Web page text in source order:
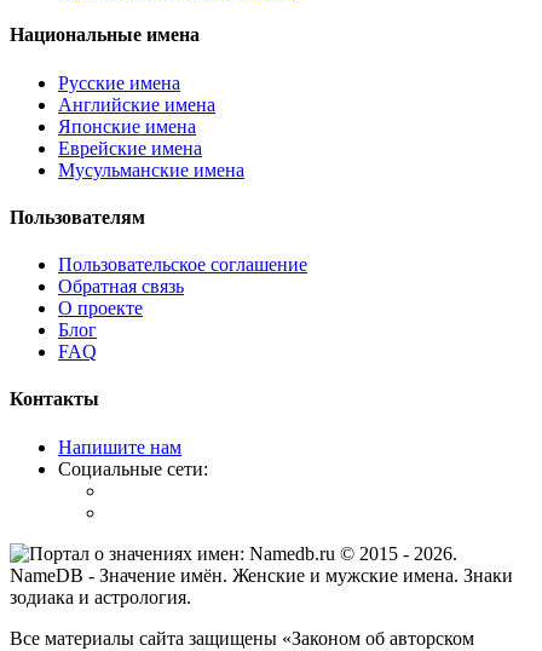
Национальные имена
Русские имена
Английские имена
Японские имена
Еврейские имена
Мусульманские имена
Пользователям
Пользовательское соглашение
Обратная связь
О проекте
Блог
FAQ
Контакты
Напишите нам
Социальные сети:
© 2015 - 2026.
NameDB - Значение имён. Женские и мужские имена. Знаки
зодиака и астрология.
Все материалы сайта защищены «Законом об авторском